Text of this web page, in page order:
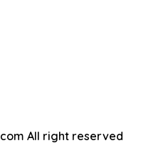
All right reserved